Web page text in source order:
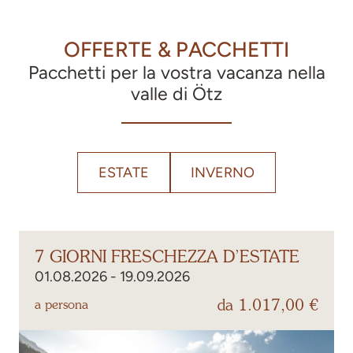
OFFERTE & PACCHETTI
Pacchetti per la vostra vacanza nella
valle di Ötz
ESTATE INVERNO
7 GIORNI FRESCHEZZA D’ESTATE
01.08.2026 - 19.09.2026
a persona da 1.017,00 €